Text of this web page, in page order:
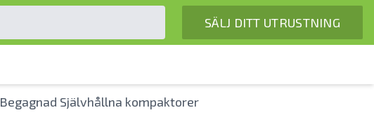
SÄLJ DITT UTRUSTNING
Begagnad Självhållna kompaktorer